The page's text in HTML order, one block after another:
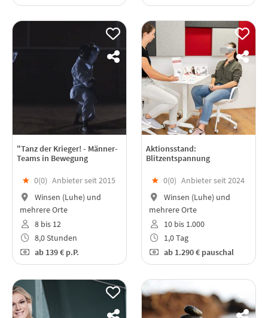
"Tanz der Krieger! - Männer-
Teams in Bewegung
★ 0(0) Anbieter seit 2015
Winsen (Luhe) und
mehrere Orte
8 bis 12
8,0 Stunden
ab139 € p.P.
Aktionsstand:
Blitzentspannung
★ 0(0) Anbieter seit 2024
Winsen (Luhe) und
mehrere Orte
10 bis 1.000
1,0 Tag
ab1.290 € pauschal